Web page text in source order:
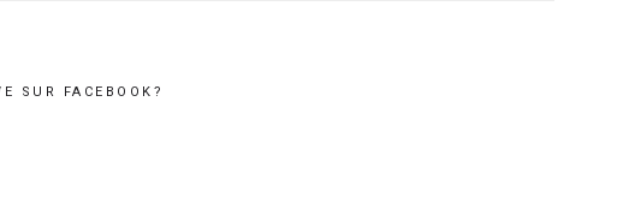
SUR FACEBOOK?